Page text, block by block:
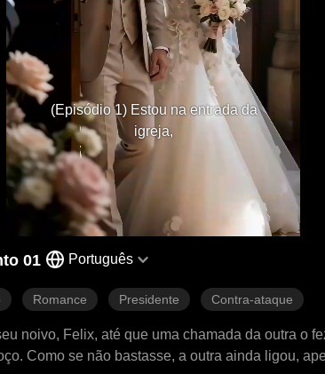
(Episódio 1) Estou na entrada da
igreja,
01 Português
Romance Presidente Contra-ataque
noivo, Felix, até que uma chamada da outra o
Como se não bastasse, a outra ainda ligou,